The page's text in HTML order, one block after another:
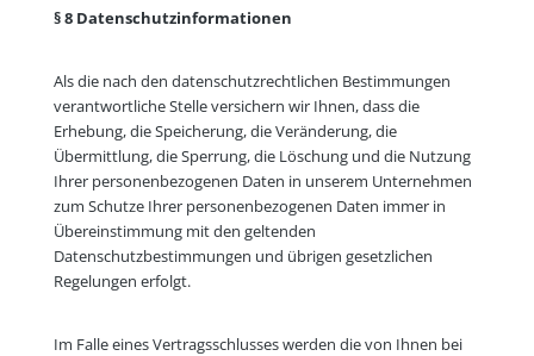
§ 8 Datenschutzinformationen
Als die nach den datenschutzrechtlichen Bestimmungen
verantwortliche Stelle versichern wir Ihnen, dass die
Erhebung, die Speicherung, die Veränderung, die
Übermittlung, die Sperrung, die Löschung und die Nutzung
Ihrer personenbezogenen Daten in unserem Unternehmen
zum Schutze Ihrer personenbezogenen Daten immer in
Übereinstimmung mit den geltenden
Datenschutzbestimmungen und übrigen gesetzlichen
Regelungen erfolgt.
Im Falle eines Vertragsschlusses werden die von Ihnen bei